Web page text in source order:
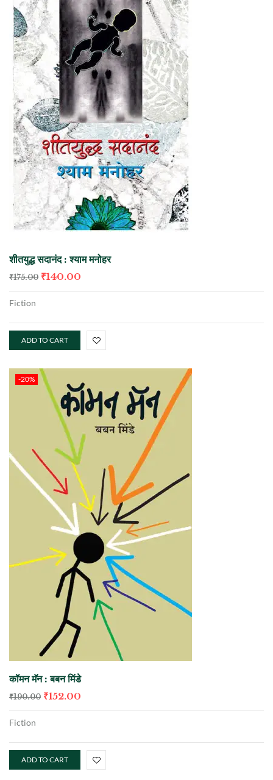
शीतयुद्ध सदानंद : श्याम मनोहर
₹175.00 ₹140.00
Fiction
ADD TO CART
-20%
कॉमन मॅन : बबन मिंडे
₹190.00 ₹152.00
Fiction
ADD TO CART